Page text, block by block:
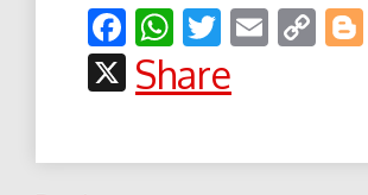
Facebook
WhatsApp
Twitter
Email
X
Share